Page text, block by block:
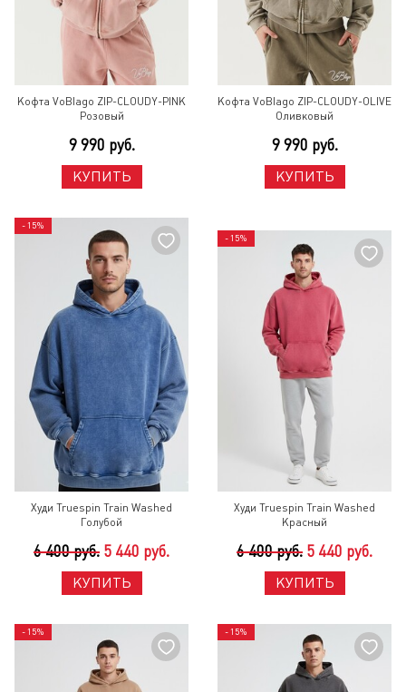
Кофта VoBlago ZIP-CLOUDY-PINK
Розовый
9 990 руб.
КУПИТЬ
Кофта VoBlago ZIP-CLOUDY-OLIVE
Оливковый
9 990 руб.
КУПИТЬ
- 15%
Худи Truespin Train Washed
Голубой
6 400 руб. 5 440 руб.
КУПИТЬ
- 15%
Худи Truespin Train Washed
Красный
6 400 руб. 5 440 руб.
КУПИТЬ
- 15% - 15%